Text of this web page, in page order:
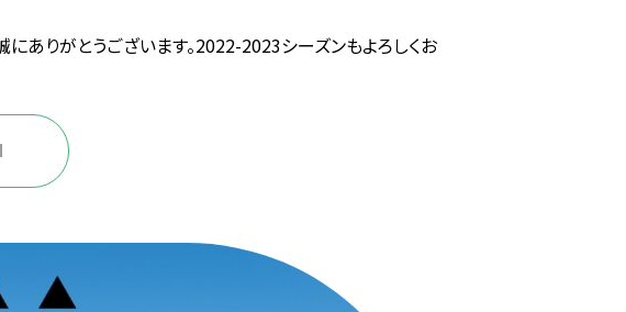
ありがとうございます。2022-2023シーズンもよろしくお